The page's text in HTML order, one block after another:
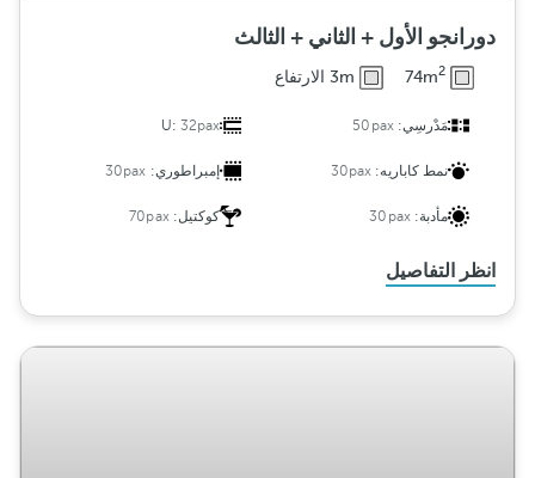
دورانجو الأول + الثاني + الثالث
74m2 3m الارتفاع
مَدْرسِي:50pax
U: 32pax
نمط كاباريه: 30pax إمبراطوري: 30pax
مأدبة:30pax كوكتيل:70pax
انظر التفاصيل